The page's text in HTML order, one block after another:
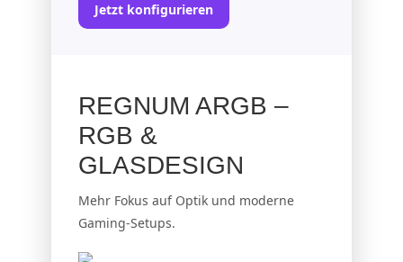
Jetzt konfigurieren
REGNUM ARGB –
RGB &
GLASDESIGN
Mehr Fokus auf Optik und moderne
Gaming-Setups.